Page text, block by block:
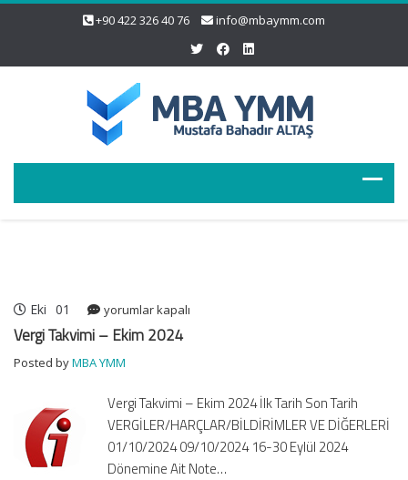
+90 422 326 40 76 info@mbaymm.com
Eki 01
Vergi
Takvimi
Ekim
için
yorumlar kapalı
Vergi Takvimi – Ekim 2024
Posted byMBA YMM
Vergi Takvimi – Ekim 2024 İlk Tarih Son Tarih
VERGİLER/HARÇLAR/BİLDİRİMLER VE DİĞERLERİ
01/10/2024 09/10/2024 16-30 Eylül 2024
Dönemine Ait Note…